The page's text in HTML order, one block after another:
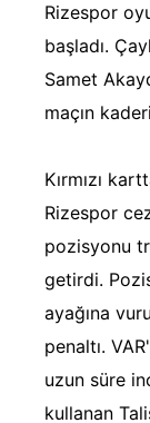
Rizespor
başladı.
Samet
maçın
Kırmızı
Rizespor
pozisyonu
getirdi.
ayağına
penaltı.
uzun süre
kullanan